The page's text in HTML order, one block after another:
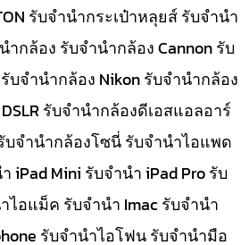
รับจำนำกระเป๋าหลุยส์ รับจำนำ
ำกล้อง รับจำนำกล้อง Cannon รับ
จำนำกล้อง Nikon รับจำนำกล้อง
รับจำนำกล้องดีเอสแอลอาร์
บจำนำกล้องโซนี่ รับจำนำไอแพด
iPad Mini รับจำนำ iPad Pro รับ
อแม็ค รับจำนำ Imac รับจำนำ
รับจำนำไอโฟน รับจำนำมือ